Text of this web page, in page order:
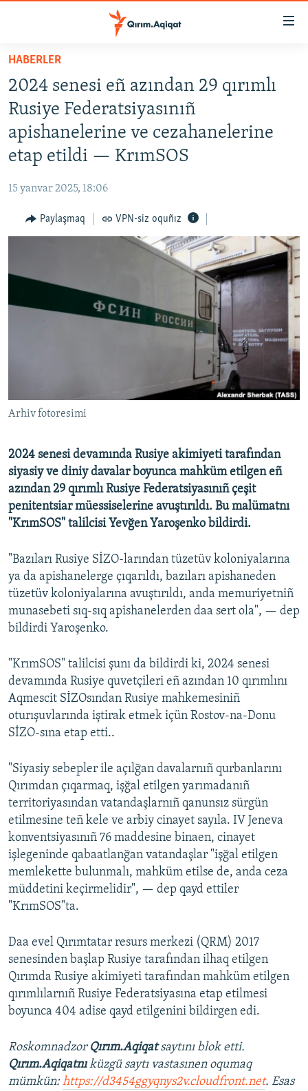
Esas
qaytmaq
Baş
navigatsiyağa
qaytmaq
Qıdıruvğa
İQTİSADİYAT
CEMİYET
İNSAN AQLARI
VİDEO
BLOGLAR
RFE/RS bütün saytları
HABERLER
2024 senesi eñ azından 29 qırımlı
Rusiye Federatsiyasınıñ
apishanelerine ve cezahanelerine
etap etildi — KrımSOS
15 yanvar 2025, 18:06
Paylaşmaq VPN-siz oquñız
Arhiv fotoresimi
2024 senesi devamında Rusiye akimiyeti tarafından
siyasiy ve diniy davalar boyunca mahküm etilgen eñ
azından 29 qırımlı Rusiye Federatsiyasınıñ çeşit
penitentsiar müessiselerine avuştırıldı. Bu malümatnı
"KrımSOS" talilcisi Yevğen Yaroşenko bildirdi.
"Bazıları Rusiye SİZO-larından tüzetüv koloniyalarına
ya da apishanelerge çıqarıldı, bazıları apishaneden
tüzetüv koloniyalarına avuştırıldı, anda memuriyetniñ
munasebeti sıq-sıq apishanelerden daa sert ola", — dep
bildirdi Yaroşenko.
"KrımSOS" talilcisi şunı da bildirdi ki, 2024 senesi
devamında Rusiye quvetçileri eñ azından 10 qırımlını
Aqmescit SİZOsından Rusiye mahkemesiniñ
oturışuvlarında iştirak etmek içün Rostov-na-Donu
SİZO-sına etap etti..
"Siyasiy sebepler ile açılğan davalarnıñ qurbanlarını
Qırımdan çıqarmaq, işğal etilgen yarımadanıñ
territoriyasından vatandaşlarnıñ qanunsız sürgün
etilmesine teñ kele ve arbiy cinayet sayıla. IV Jeneva
konventsiyasınıñ 76 maddesine binaen, cinayet
işlegeninde qabaatlanğan vatandaşlar "işğal etilgen
memlekette bulunmalı, mahküm etilse de, anda ceza
müddetini keçirmelidir", — dep qayd ettiler
"KrımSOS"ta.
Daa evel Qırımtatar resurs merkezi (QRM) 2017
senesinden başlap Rusiye tarafından ilhaq etilgen
Qırımda Rusiye akimiyeti tarafından mahküm etilgen
qırımlılarnıñ Rusiye Federatsiyasına etap etilmesi
boyunca 404 adise qayd etilgenini bildirgen edi.
Roskomnadzor Qırım.Aqiqatsaytını blok etti.
Qırım.Aqiqatnıküzgü saytı vastasınen oqumaq
mümkün:https://d3454ggyqnys2v.cloudfront.net. Esas